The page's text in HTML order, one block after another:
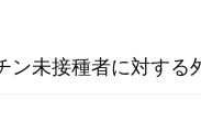
未接種者に対する